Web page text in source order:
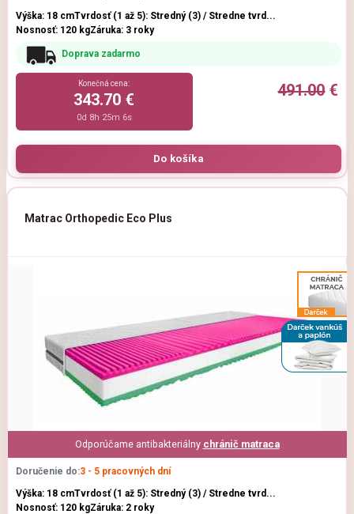
Výška: 18 cmTvrdosť (1 až 5): Stredný (3) / Stredne tvrd...
Nosnosť: 120 kgZáruka: 3 roky
Doprava zadarmo
491.00€
Konečná cena:
343.70 €
0d 8h 25m 5s
Matrac Orthopedic Eco Plus
Odporúčame antibakteriálny chránič matraca
Doručenie do:3 - 5 pracovných dní
Výška: 18 cmTvrdosť (1 až 5): Stredný (3) / Stredne tvrd...
Nosnosť: 120 kgZáruka: 2 roky